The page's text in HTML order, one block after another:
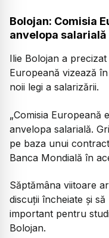
Bolojan: Comisia
anvelopa salarială
Ilie Bolojan a
Europeană vizează
noii legi a salarizării.
„Comisia Europeană
anvelopa salarială.
pe baza unui
Banca Mondială în
Săptămâna viitoare
discuții încheiate și
important pentru
Bolojan.